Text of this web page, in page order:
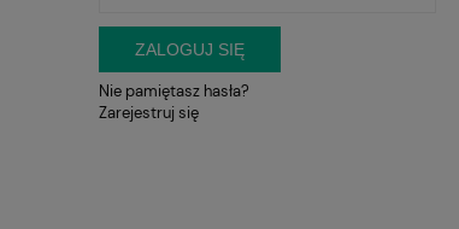
ZALOGUJ SIĘ
Nie pamiętasz hasła?
Zarejestruj się